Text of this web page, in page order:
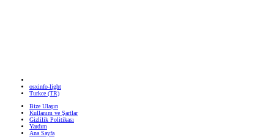
osxinfo-light
Turkce (TR)
Bize Ulaşın
Kullanım ve Şartlar
Gizlilik Politikası
Yardım
Ana Sayfa